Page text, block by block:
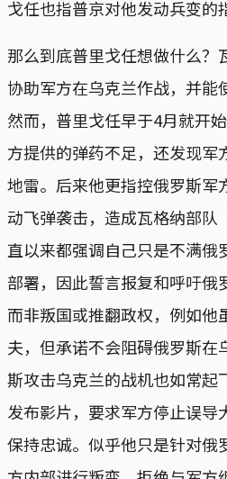
戈任也指普京对他发动兵变
那么到底普里戈任想做什么？
协助军方在乌克兰作战，并能
然而，普里戈任早于4月就开
方提供的弹药不足，还发现军
地雷。后来他更指控俄罗斯军
动飞弹袭击，造成瓦格纳部
直以来都强调自己只是不满俄
部署，因此誓言报复和呼吁俄
而非叛国或推翻政权，例如他
夫，但承诺不会阻碍俄罗斯在
斯攻击乌克兰的战机也如常
发布影片，要求军方停止误导
保持忠诚。似乎他只是针对俄